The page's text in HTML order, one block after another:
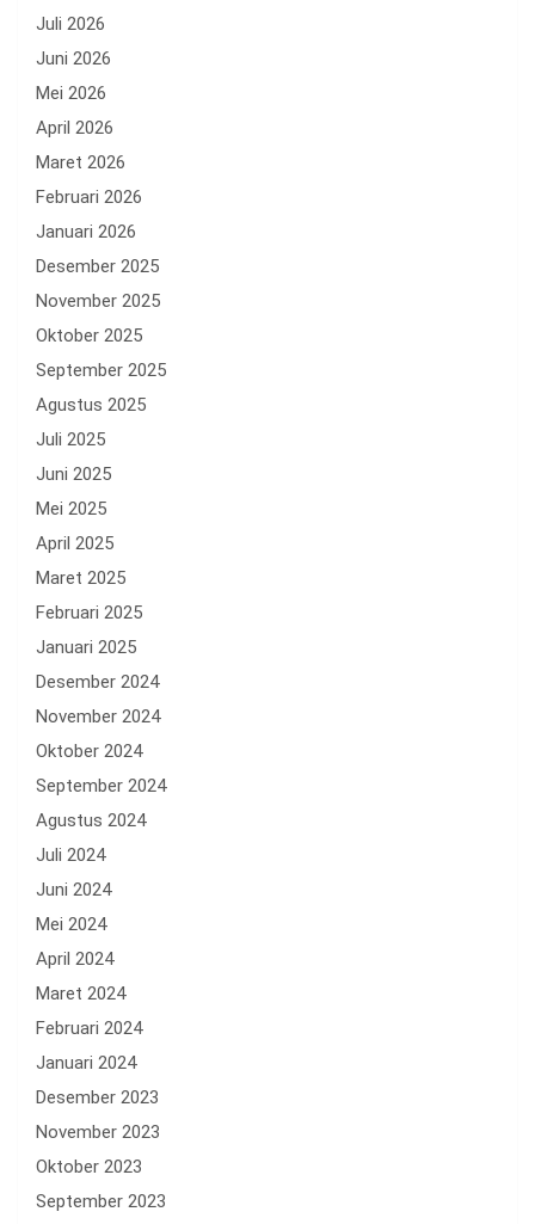
Juli 2026
Juni 2026
Mei 2026
April 2026
Maret 2026
Februari 2026
Januari 2026
Desember 2025
November 2025
Oktober 2025
September 2025
Agustus 2025
Juli 2025
Juni 2025
Mei 2025
April 2025
Maret 2025
Februari 2025
Januari 2025
Desember 2024
November 2024
Oktober 2024
September 2024
Agustus 2024
Juli 2024
Juni 2024
Mei 2024
April 2024
Maret 2024
Februari 2024
Januari 2024
Desember 2023
November 2023
Oktober 2023
September 2023